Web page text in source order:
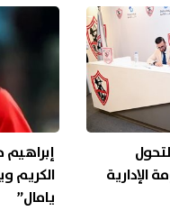
الإدارية
الكريم
يامال”